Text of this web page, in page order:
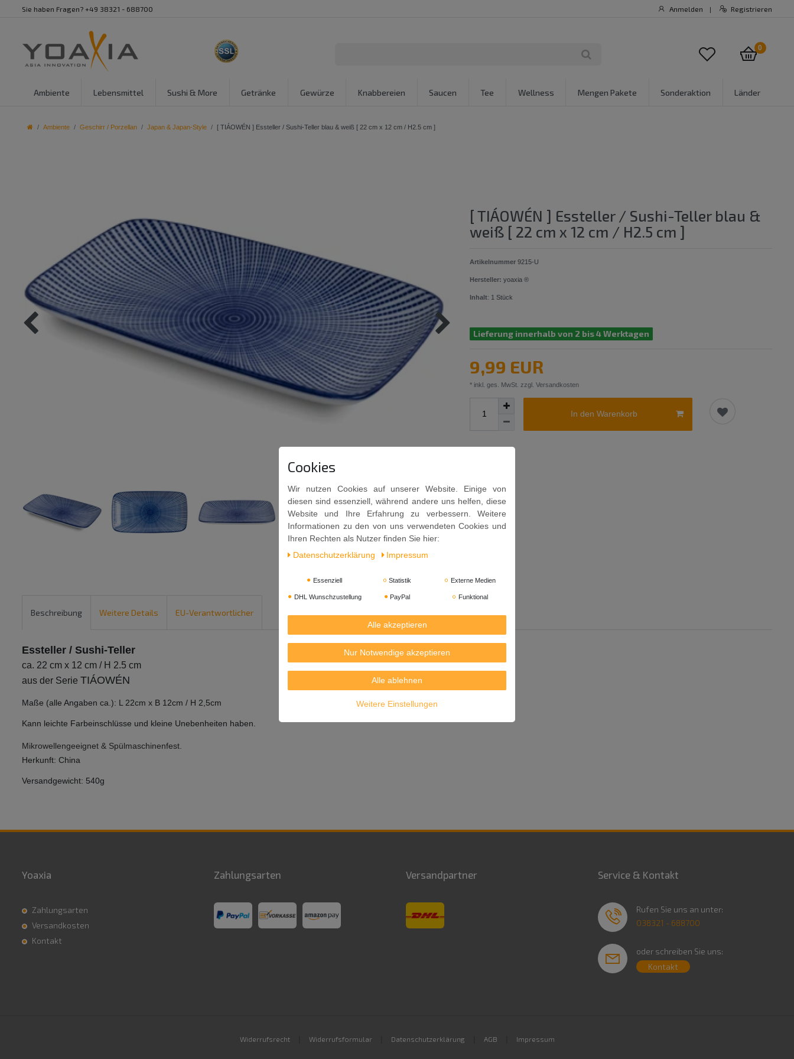
Sie haben Fragen? +49 38321 - 688700 Anmelden | Registrieren
0
Ambiente Lebensmittel Sushi & More Getränke Gewürze Knabbereien Saucen Tee Wellness Mengen Pakete Sonderaktion Länder
Ambiente Geschirr / Porzellan Japan & Japan-Style [ TIÁOWÉN ] Essteller / Sushi-Teller blau & weiß [ 22 cm x 12 cm / H2.5 cm ]
[ TIÁOWÉN ] Essteller / Sushi-Teller blau &
weiß [ 22 cm x 12 cm / H2.5 cm ]
Artikelnummer9215-U
Hersteller: yoaxia ®
Inhalt: 1 Stück
Lieferung innerhalb von 2 bis 4 Werktagen
9,99 EUR
* inkl. ges. MwSt. zzgl. Versandkosten
In den Warenkorb
Beschreibung Weitere Details EU-Verantwortlicher
Essteller / Sushi-Teller
ca. 22 cm x 12 cm / H 2.5 cm
aus der Serie TIÁOWÉN
Maße (alle Angaben ca.): L 22cm x B 12cm / H 2,5cm
Kann leichte Farbeinschlüsse und kleine Unebenheiten haben.
Mikrowellengeeignet & Spülmaschinenfest.
Herkunft: China
Versandgewicht: 540g
Yoaxia
Zahlungsarten
Versandkosten
Kontakt
Zahlungsarten Versandpartner Service & Kontakt
Rufen Sie uns an unter:
038321 - 688700
oder schreiben Sie uns:
Kontakt
Widerrufsrecht Widerrufsformular Datenschutzerklärung AGB Impressum
Cookies
Wir nutzen Cookies auf unserer Website. Einige von
diesen sind essenziell, während andere uns helfen, diese
Website und Ihre Erfahrung zu verbessern. Weitere
Informationen zu den von uns verwendeten Cookies und
Ihren Rechten als Nutzer finden Sie hier:
Daten­schutz­erklärung
Impressum
Essenziell Statistik Externe Medien
DHL Wunschzustellung PayPal Funktional
Alle akzeptieren
Nur Notwendige akzeptieren
Alle ablehnen
Weitere Einstellungen